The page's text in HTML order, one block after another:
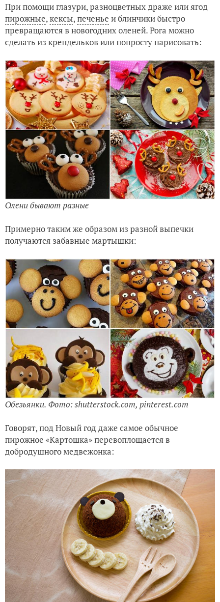
При помощи глазури, разноцветных драже или ягод
пирожные,кексы,печенье и блинчики быстро
превращаются в новогодних оленей. Рога можно
сделать из крендельков или попросту нарисовать:
Олени бывают разные
Примерно таким же образом из разной выпечки
получаются забавные мартышки:
Обезьянки. Фото: shutterstock.com, pinterest.com
Говорят, под Новый год даже самое обычное
пирожное «Картошка» перевоплощается в
добродушного медвежонка: